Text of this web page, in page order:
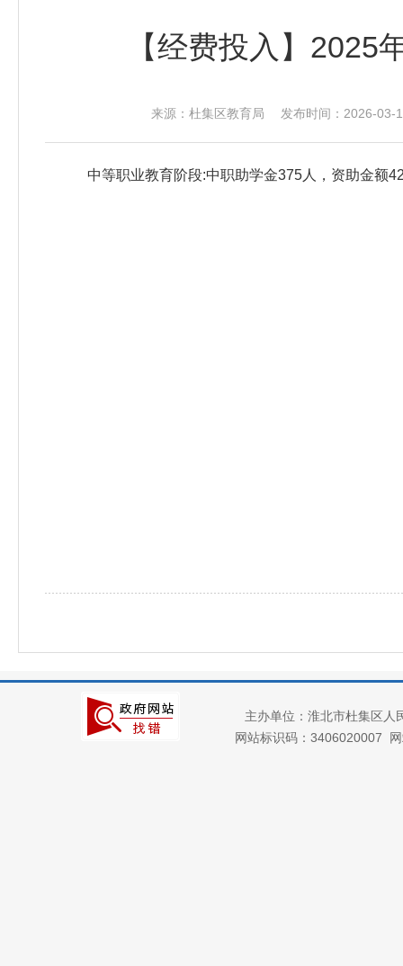
【经费投入】2025
来源：杜集区教育局 发布时间：2026-
中等职业教育阶段:中职助学金375人，资助金额
主办单位：淮北市杜集区
网站标识码：3406020007